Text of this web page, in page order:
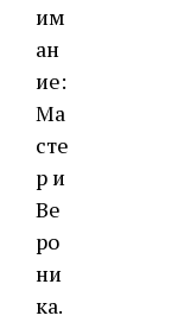
им
ан
ие:
Ма
сте
р и
Ве
ро
ни
ка.